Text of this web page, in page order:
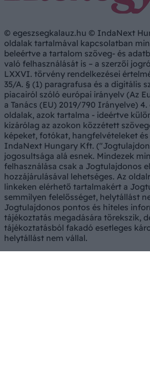
© egeszsegkalauz.hu © IndaNext
oldalak tartalmával kapcsolatban
beleértve a tartalom szöveg- és
való felhasználását is – a szerzői
LXXVI. törvény rendelkezései
35/A. § (1) paragrafusa és a digitális
piacairól szóló európai irányelv (Az
a Tanács (EU) 2019/790 Irányelve)
oldalak, azok tartalma - ideértve
kizárólag az azokon közzétett
képeket, fotókat, hangfelvételeket és
IndaNext Hungary Kft.
jogosultsága alá esnek. Mindezek
felhasználása csak a Jogtulajdonos
hozzájárulásával lehetséges. Az
linkeken elérhető tartalmakért a
semmilyen felelősséget, helytállást
Jogtulajdonos pontos és hiteles
tájékoztatás megadására törekszik,
tájékoztatásból fakadó esetleges
helytállást nem vállal.